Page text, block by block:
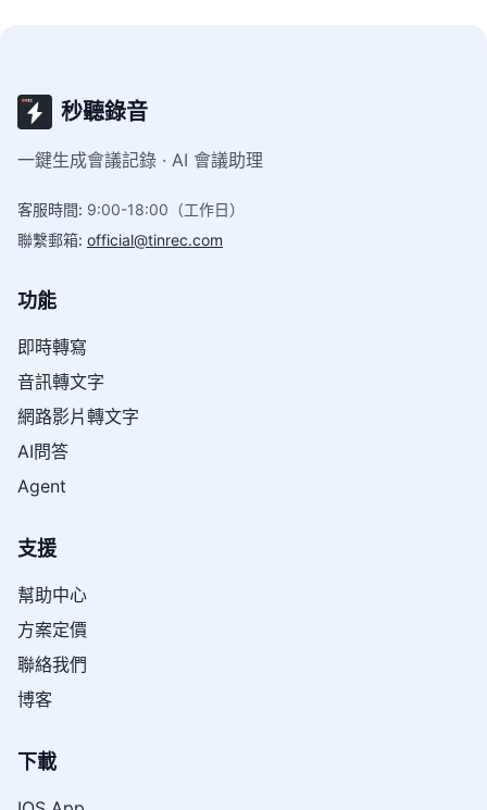
秒聽錄音
一鍵生成會議記錄 · AI 會議助理
客服時間: 9:00-18:00（工作日）
聯繫郵箱: official@tinrec.com
功能
即時轉寫
音訊轉文字
網路影片轉文字
AI問答
Agent
支援
幫助中心
方案定價
聯絡我們
博客
下載